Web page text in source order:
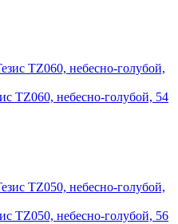
TZ060, небесно-голубой, 54
TZ050, небесно-голубой, 56